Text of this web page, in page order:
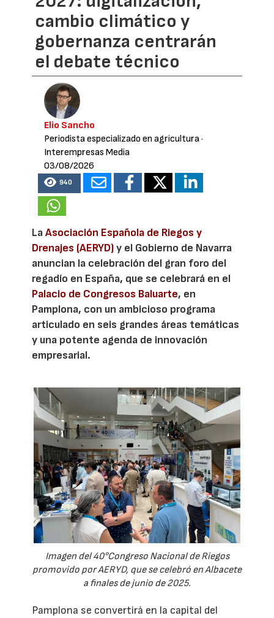
cambio climático y
gobernanza centrarán
el debate técnico
Elio Sancho
Periodista especializado en agricultura·
Interempresas Media
03/08/2026
940
LaAsociación Española de Riegos y
Drenajes (AERYD)y el Gobierno de Navarra
anuncian la celebración del gran foro del
regadío en España, que se celebrará en el
Palacio de Congresos Baluarte, en
Pamplona, con un ambicioso programa
articulado en seis grandes áreas temáticas
y una potente agenda de innovación
empresarial.
Imagen del 40°Congreso Nacional de Riegos
promovido por AERYD, que se celebró en Albacete
a finales de junio de 2025.
Pamplona se convertirá en la capital del